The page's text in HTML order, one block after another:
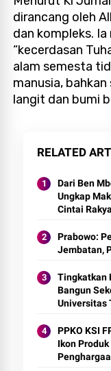
dirancang oleh
dan kompleks.
“kecerdasan
alam semesta
manusia,
langit dan bumi
RELATED
Dari Ben
Ungkap
Cintai
Prabowo:
Jembatan,
Tingkatkan
Bangun
Universitas
PPKO KSI
Ikon